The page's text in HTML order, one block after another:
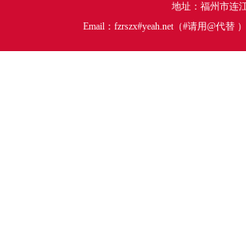
地址：福州市连
Email：fzrszx#yeah.net（#请用@代替